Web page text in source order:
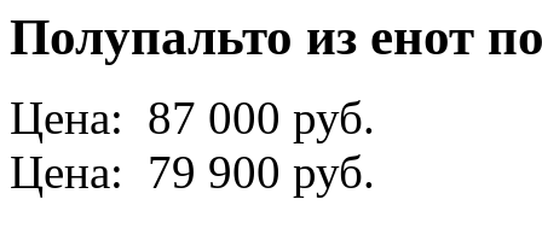
Полупальто из енот
Цена: 87 000 руб.
Цена: 79 900 руб.